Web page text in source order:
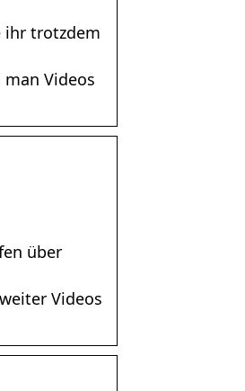
ihr trotzdem
Videos
über
Videos